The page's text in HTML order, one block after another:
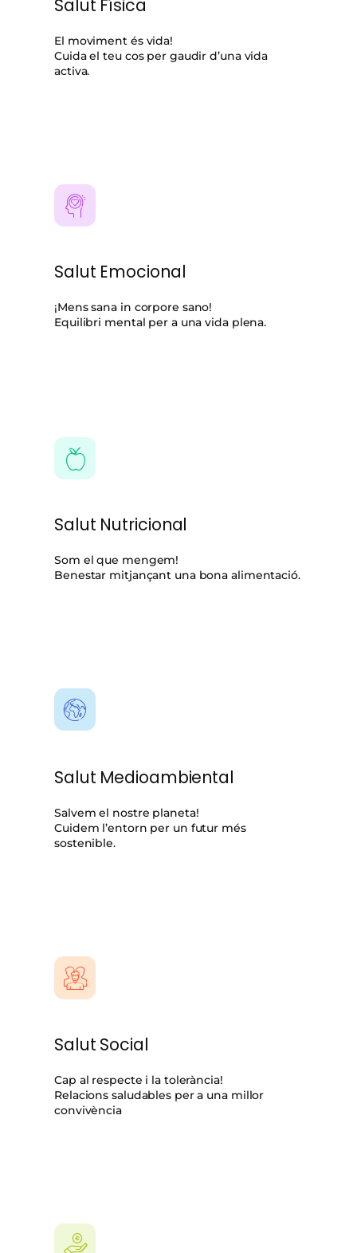
Salut Física
El moviment és vida!
Cuida el teu cos per gaudir d’una vida
activa.
Salut Emocional
¡Mens sana in corpore sano!
Equilibri mental per a una vida plena.
Salut Nutricional
Som el que mengem!
Benestar mitjançant una bona alimentació.
Salut Medioambiental
Salvem el nostre planeta!
Cuidem l’entorn per un futur més
sostenible.
Salut Social
Cap al respecte i la tolerància!
Relacions saludables per a una millor
convivència